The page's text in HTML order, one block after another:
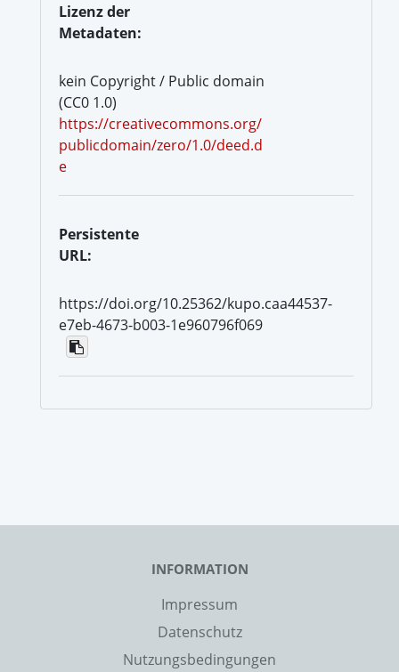
Lizenz der
Metadaten:
kein Copyright / Public domain
(CC0 1.0)
https://creativecommons.org/
publicdomain/zero/1.0/deed.d
e
Persistente
URL:
https://doi.org/10.25362/kupo.caa44537-
e7eb-4673-b003-1e960796f069
INFORMATION
Impressum
Datenschutz
Nutzungsbedingungen